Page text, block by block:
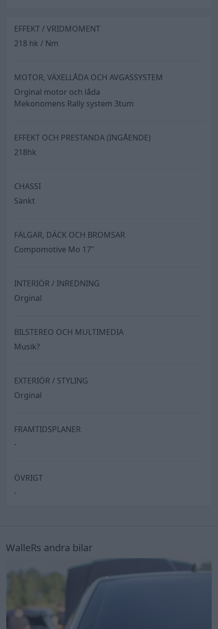
EFFEKT / VRIDMOMENT
218 hk / Nm
MOTOR, VÄXELLÅDA OCH AVGASSYSTEM
Orginal motor och låda
Mekonomens Rally system 3tum
EFFEKT OCH PRESTANDA (INGÅENDE)
218hk
CHASSI
Sänkt
FÄLGAR, DÄCK OCH BROMSAR
Compomotive Mo 17"
INTERIÖR / INREDNING
Orginal
BILSTEREO OCH MULTIMEDIA
Musik?
EXTERIÖR / STYLING
Orginal
FRAMTIDSPLANER
-
ÖVRIGT
-
WalleRs andra bilar